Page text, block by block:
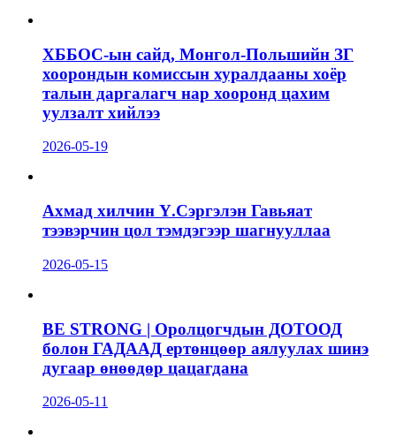
ХББОС-ын сайд, Монгол-Польшийн ЗГ
хоорондын комиссын хуралдааны хоёр
талын даргалагч нар хооронд цахим
уулзалт хийлээ
2026-05-19
Ахмад хилчин Ү.Сэргэлэн Гавьяат
тээвэрчин цол тэмдэгээр шагнууллаа
2026-05-15
BE STRONG | Оролцогчдын ДОТООД
болон ГАДААД ертөнцөөр аялуулах шинэ
дугаар өнөөдөр цацагдана
2026-05-11